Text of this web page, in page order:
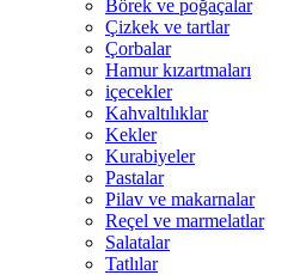
Börek ve poğaçalar
Çizkek ve tartlar
Çorbalar
Hamur kızartmaları
içecekler
Kahvaltılıklar
Kekler
Kurabiyeler
Pastalar
Pilav ve makarnalar
Reçel ve marmelatlar
Salatalar
Tatlılar